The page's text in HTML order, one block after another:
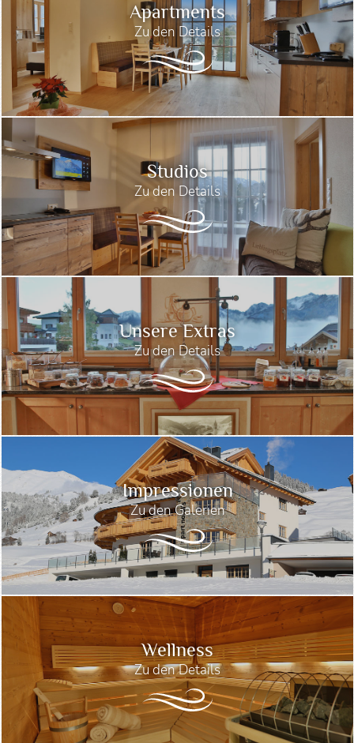
Apartments
Zu den Details
Studios
Zu den Details
Unsere Extras
Zu den Details
Impressionen
Zu den Galerien
Wellness
Zu den Details